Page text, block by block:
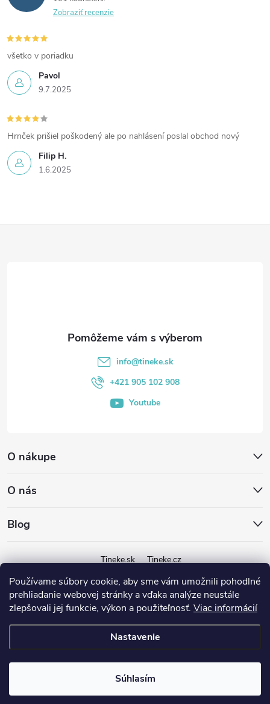
Používame súbory cookie, aby sme vám umožnili pohodlné
prehliadanie webovej stránky a vďaka analýze neustále
zlepšovali jej funkcie, výkon a použiteľnosť. Viac informácií
Nastavenie
Súhlasím
Zobraziť recenzie
Pavol
9.7.2025
všetko v poriadku
Filip H.
1.6.2025
Hrnček prišiel poškodený ale po nahlásení poslal obchod nový
O nákupe
O nás
Blog
info@tineke.sk
+421 905 102 908
Youtube
Tineke.sk Tineke.cz
Copyright 2026Tineke.sk. Všetky práva vyhradené.